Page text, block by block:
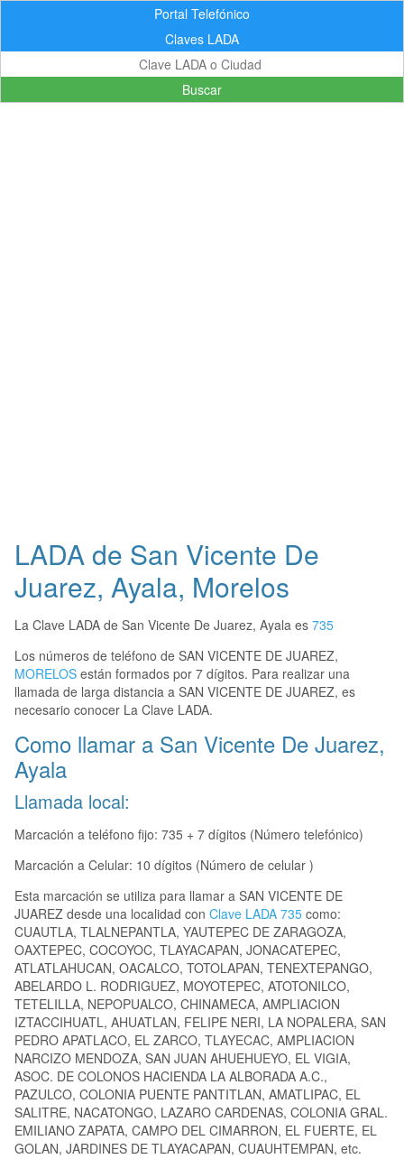
Portal Telefónico
Claves LADA
Buscar
LADA de San Vicente De
Juarez, Ayala, Morelos
La Clave LADA de San Vicente De Juarez, Ayala es 735
Los números de teléfono de SAN VICENTE DE JUAREZ,
MORELOS están formados por 7 dígitos. Para realizar una
llamada de larga distancia a SAN VICENTE DE JUAREZ, es
necesario conocer La Clave LADA.
Como llamar a San Vicente De Juarez,
Ayala
Llamada local:
Marcación a teléfono fijo: 735 + 7 dígitos (Número telefónico)
Marcación a Celular: 10 dígitos (Número de celular )
Esta marcación se utiliza para llamar a SAN VICENTE DE
JUAREZ desde una localidad con Clave LADA 735 como:
CUAUTLA, TLALNEPANTLA, YAUTEPEC DE ZARAGOZA,
OAXTEPEC, COCOYOC, TLAYACAPAN, JONACATEPEC,
ATLATLAHUCAN, OACALCO, TOTOLAPAN, TENEXTEPANGO,
ABELARDO L. RODRIGUEZ, MOYOTEPEC, ATOTONILCO,
TETELILLA, NEPOPUALCO, CHINAMECA, AMPLIACION
IZTACCIHUATL, AHUATLAN, FELIPE NERI, LA NOPALERA, SAN
PEDRO APATLACO, EL ZARCO, TLAYECAC, AMPLIACION
NARCIZO MENDOZA, SAN JUAN AHUEHUEYO, EL VIGIA,
ASOC. DE COLONOS HACIENDA LA ALBORADA A.C.,
PAZULCO, COLONIA PUENTE PANTITLAN, AMATLIPAC, EL
SALITRE, NACATONGO, LAZARO CARDENAS, COLONIA GRAL.
EMILIANO ZAPATA, CAMPO DEL CIMARRON, EL FUERTE, EL
GOLAN, JARDINES DE TLAYACAPAN, CUAUHTEMPAN, etc.